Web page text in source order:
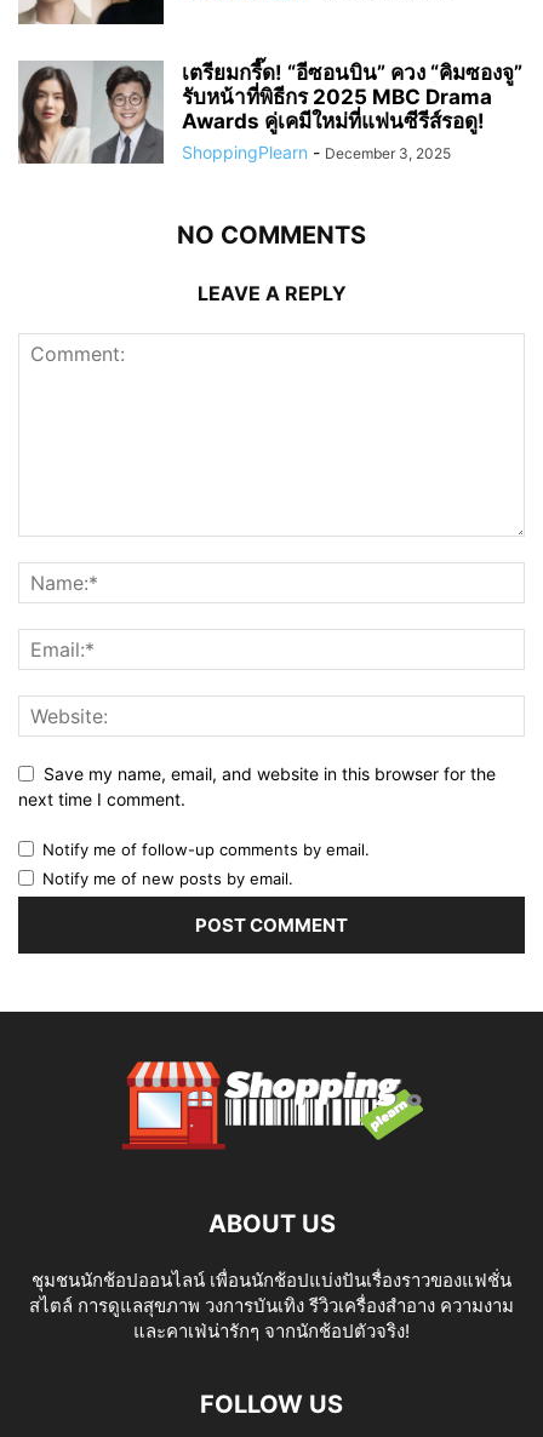
เตรียมกรี๊ด! “อีซอนบิน” ควง “คิมซองจู”
รับหน้าที่พิธีกร 2025 MBC Drama
Awards คู่เคมีใหม่ที่แฟนซีรีส์รอดู!
ShoppingPlearn - December 3, 2025
NO COMMENTS
LEAVE A REPLY
Save my name, email, and website in this browser for the
next time I comment.
Notify me of follow-up comments by email.
Notify me of new posts by email.
ABOUT US
ชุมชนนักช้อปออนไลน์ เพื่อนนักช้อปแบ่งปันเรื่องราวของแฟชั่น
สไตล์ การดูแลสุขภาพ วงการบันเทิง รีวิวเครื่องสำอาง ความงาม
และคาเฟ่น่ารักๆ จากนักช้อปตัวจริง!
FOLLOW US